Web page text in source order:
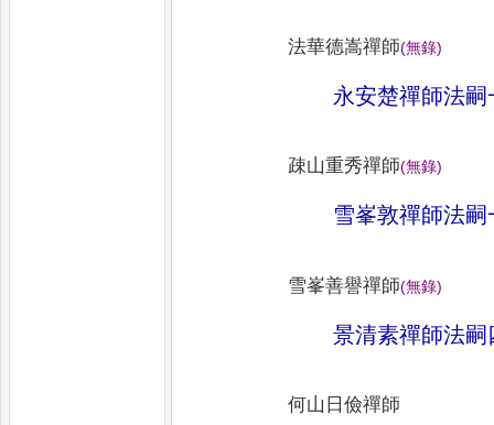
法華德嵩禪師(無錄)
永安楚禪師法嗣
疎山重秀禪師(無錄)
雪峯敦禪師法嗣
雪峯善譽禪師(無錄)
景清素禪師法嗣
何山日儉禪師